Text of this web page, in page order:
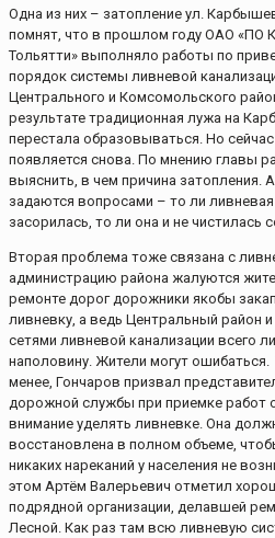
Одна из них – затопление ул.
помнят, что в прошлом году ОАО «ПО
Тольятти» выполняло работы по
порядок системы ливневой
Центрального и Комсомольского
результате традиционная лужа на
перестала образовываться. Но
появляется снова. По мнению главы
выяснить, в чем причина затопления.
задаются вопросами – то ли ливневая
засорилась, то ли она и не чистилась
Вторая проблема тоже связана с
администрацию района жалуются
ремонте дорог дорожники якобы
ливневку, а ведь Центральный район
сетями ливневой канализации всего
наполовину. Жители могут ошибаться.
менее, Гончаров призвал
дорожной службы при приемке работ
внимание уделять ливневке. Она
восстановлена в полном объеме,
никаких нареканий у населения не
этом Артём Валерьевич отметил
подрядной организации, делавшей
Лесной. Как раз там всю ливневую